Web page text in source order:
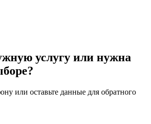
услугу или нужна
или оставьте данные для обратного